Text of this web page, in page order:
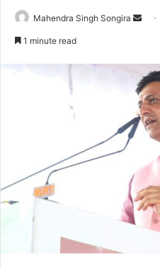
Mahendra Singh Songira
Send
1 minute read